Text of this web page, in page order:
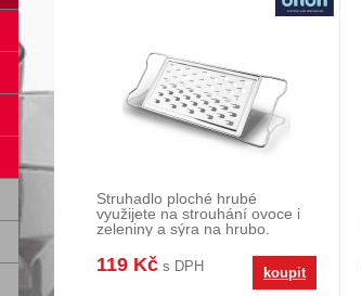
Struhadlo ploché hrubé
využijete na strouhání ovoce i
zeleniny a sýra na hrubo.
119 Kč s DPH koupit